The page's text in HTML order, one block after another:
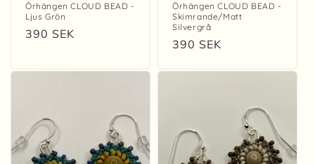
Örhängen CLOUD BEAD -
Ljus Grön
Ordinarie
390 SEK
Örhängen CLOUD BEAD -
Skimrande/Matt
Silvergrå
Ordinarie
390 SEK